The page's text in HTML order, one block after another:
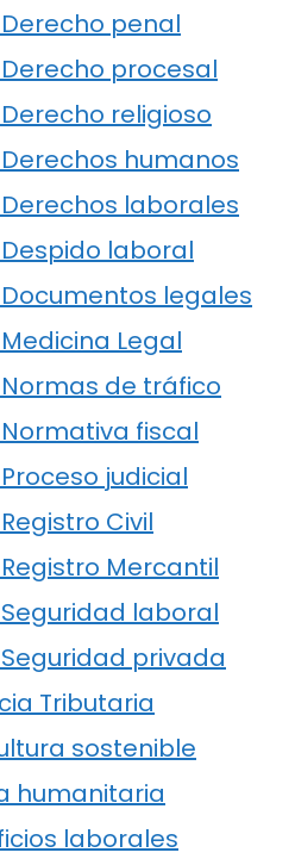
penal
procesal
religioso
humanos
laborales
laboral
legales
Legal
de tráfico
fiscal
judicial
Civil
Mercantil
laboral
privada
Tributaria
sostenible
humanitaria
laborales